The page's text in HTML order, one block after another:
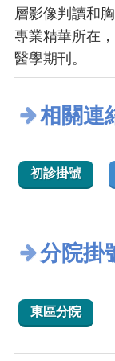
層影像判讀和
專業精華所在
醫學期刊。
相關連
初診掛號
分院掛
東區分院